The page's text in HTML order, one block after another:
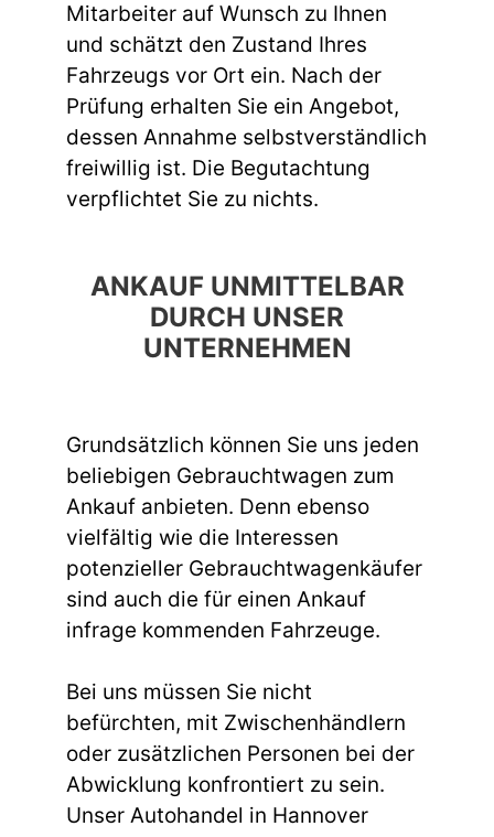
Mitarbeiter auf Wunsch zu Ihnen
und schätzt den Zustand Ihres
Fahrzeugs vor Ort ein. Nach der
Prüfung erhalten Sie ein Angebot,
dessen Annahme selbstverständlich
freiwillig ist. Die Begutachtung
verpflichtet Sie zu nichts.
ANKAUF UNMITTELBAR
DURCH UNSER
UNTERNEHMEN
Grundsätzlich können Sie uns jeden
beliebigen Gebrauchtwagen zum
Ankauf anbieten. Denn ebenso
vielfältig wie die Interessen
potenzieller Gebrauchtwagenkäufer
sind auch die für einen Ankauf
infrage kommenden Fahrzeuge.
Bei uns müssen Sie nicht
befürchten, mit Zwischenhändlern
oder zusätzlichen Personen bei der
Abwicklung konfrontiert zu sein.
Unser Autohandel in Hannover